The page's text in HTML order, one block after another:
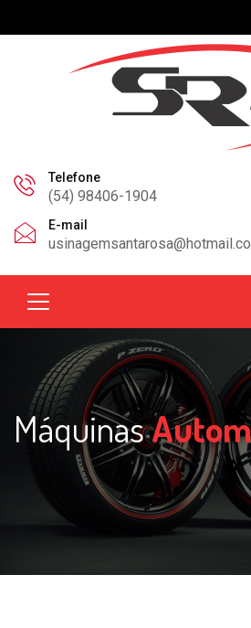
Telefone
(54) 98406-1904
E-mail
Máquinas